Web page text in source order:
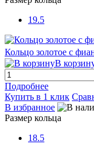
19.5
Кольцо золотое с
В
Подробнее
Купить в 1 клик
В избранное
Размер кольца
18.5